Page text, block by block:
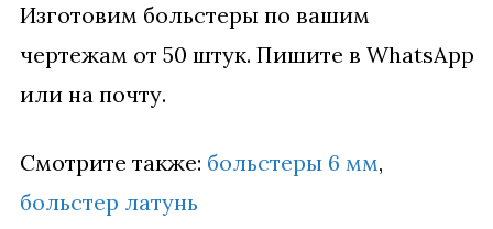
Изготовим больстеры по вашим
чертежам от 50 штук. Пишите в WhatsApp
или на почту.
Смотрите также: больстеры 6 мм,
больстер латунь